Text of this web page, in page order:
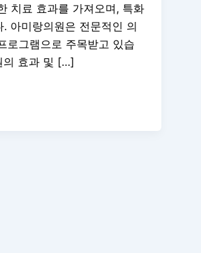
치료 효과를 가져오며, 특화
아미랑의원은 전문적인 의
로그램으로 주목받고 있습
의 효과 및 […]